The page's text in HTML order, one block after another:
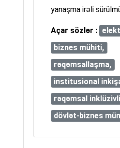
yanaşma irəli
Açar sözlər :
biznes mühiti,
rəqəmsallaşma,
institusional
rəqəmsal
dövlət-biznes